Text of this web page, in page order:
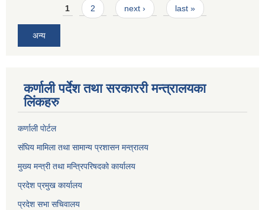
Pages1 2 next › last »
अन्य
कर्णाली पर्देश तथा सरकाररी मन्त्रालयका
लिंकहरु
कर्णाली पाेर्टल
संघिय मामिला तथा सामान्य प्रशासन मन्त्रालय
मुख्य मन्त्री तथा मन्त्रिपरिषदको कार्यालय
प्रदेश प्रमुख कार्यालय
प्रदेश सभा सचिवालय